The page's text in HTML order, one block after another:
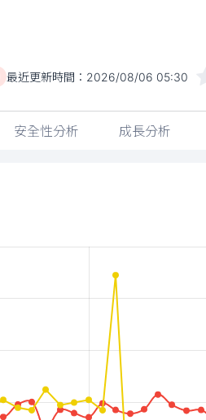
最近更新時間： 2026/08/06 05:30
安全性分析 成長分析